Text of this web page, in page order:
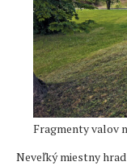
Fragmenty valov
Neveľký miestny